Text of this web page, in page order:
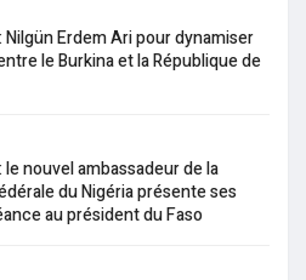
Nilgün Erdem Ari pour dynamiser
le Burkina et la République de
nouvel ambassadeur de la
du Nigéria présente ses
au président du Faso